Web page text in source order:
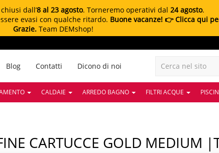
dall’8 al 23 agosto. Torneremo operativi dal 24 agosto.
evasi con qualche ritardo. Buone vacanze! 👉 Clicca qui
Grazie. Team DEMshop!
Blog Contatti Dicono di noi
CALDAIE ARREDO BAGNO FILTRI ACQUE
CARTUCCE GOLD MEDIUM